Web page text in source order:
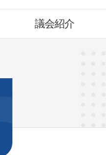
議会紹介